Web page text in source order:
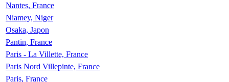
Nantes, France
Niamey, Niger
Osaka, Japon
Pantin, France
Paris - La Villette, France
Paris Nord Villepinte, France
Paris, France